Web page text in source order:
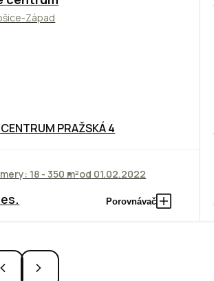
Západ
PRAŽSKÁ 4
18 - 350 m²od 01.02.2022
Porovnávač